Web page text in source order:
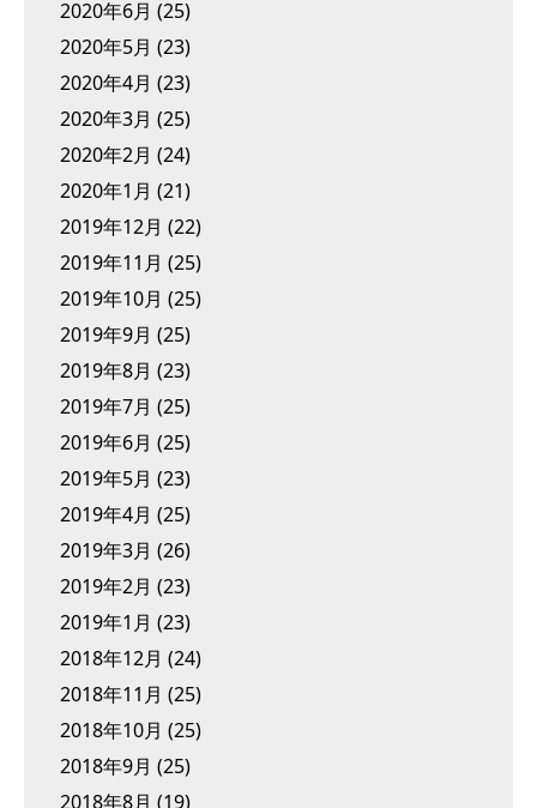
2020年6月 (25)
2020年5月 (23)
2020年4月 (23)
2020年3月 (25)
2020年2月 (24)
2020年1月 (21)
2019年12月 (22)
2019年11月 (25)
2019年10月 (25)
2019年9月 (25)
2019年8月 (23)
2019年7月 (25)
2019年6月 (25)
2019年5月 (23)
2019年4月 (25)
2019年3月 (26)
2019年2月 (23)
2019年1月 (23)
2018年12月 (24)
2018年11月 (25)
2018年10月 (25)
2018年9月 (25)
2018年8月 (19)